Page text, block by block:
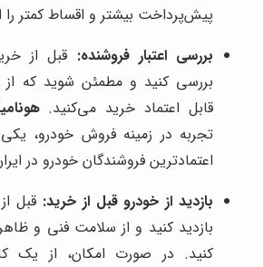
پیش‌پرداخت بیشتر و اقساط کمتر را
بررسی اعتبار فروشنده: قبل از
بررسی کنید و مطمئن شوید که از
قابل اعتماد خرید می‌کنید.
تجربه در زمینه فروش خودرو، یکی
اعتمادترین فروشندگان خودرو در
بازدید از خودرو قبل از خرید: قبل
بازدید کنید و از سلامت فنی و
کنید. در صورت امکان، از یک